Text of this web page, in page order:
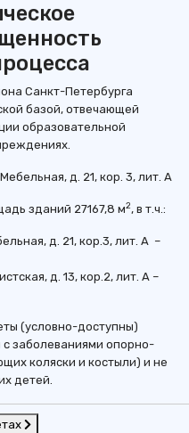
Санкт-Петербурга
базой, отвечающей
образовательной
д. 21, кор. 3, лит. А
зданий 27167,8 м2, в т.ч.:
д. 21, кор.3, лит. А –
д. 13, кор.2, лит. А –
(условно-доступны)
заболеваниями опорно-
коляски и костыли) и не
детей.